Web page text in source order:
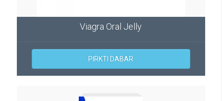
Viagra Oral Jelly
PIRKTI DABAR